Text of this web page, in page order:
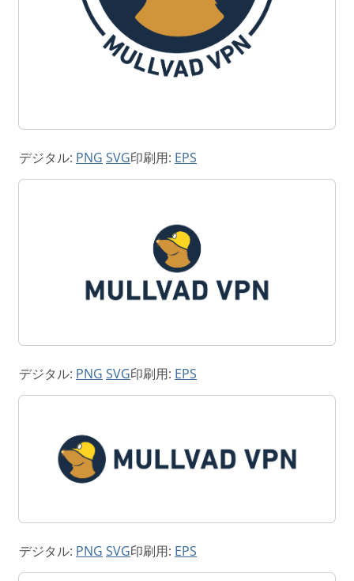
デジタル: PNG SVG印刷用: EPS
デジタル: PNG SVG印刷用: EPS
デジタル: PNG SVG印刷用: EPS